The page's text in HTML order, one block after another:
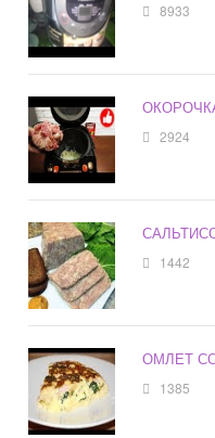
8933
2924
1442
ОМЛЕТ
1385